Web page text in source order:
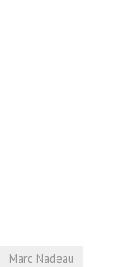
Marc Nadeau